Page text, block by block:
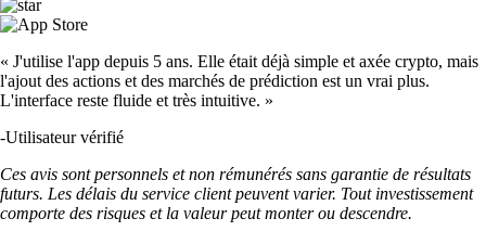
« J'utilise l'app depuis 5 ans. Elle était déjà simple et axée crypto, mais
l'ajout des actions et des marchés de prédiction est un vrai plus.
L'interface reste fluide et très intuitive. »
-Utilisateur vérifié
Ces avis sont personnels et non rémunérés sans garantie de résultats
futurs. Les délais du service client peuvent varier. Tout investissement
comporte des risques et la valeur peut monter ou descendre.